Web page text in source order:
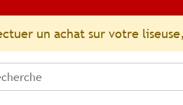
un achat sur votre